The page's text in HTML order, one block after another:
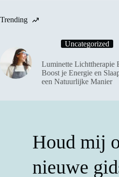
Trending
Uncategorized
Luminette Lichttherapie
Boost je Energie en
een Natuurlijke Manier
Houd mij
nieuwe